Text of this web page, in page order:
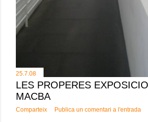
25.7.08
LES PROPERES
MACBA
Comparteix Publica un comentari a l'entrada